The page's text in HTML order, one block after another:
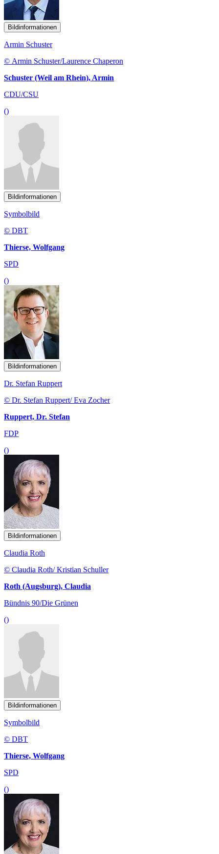
Bildinformationen
Armin Schuster
© Armin Schuster/Laurence Chaperon
Schuster (Weil am Rhein), Armin
CDU/CSU
()
Bildinformationen
Symbolbild
© DBT
Thierse, Wolfgang
SPD
()
Bildinformationen
Dr. Stefan Ruppert
© Dr. Stefan Ruppert/ Eva Zocher
Ruppert, Dr. Stefan
FDP
()
Bildinformationen
Claudia Roth
© Claudia Roth/ Kristian Schuller
Roth (Augsburg), Claudia
Bündnis 90/Die Grünen
()
Bildinformationen
Symbolbild
© DBT
Thierse, Wolfgang
SPD
()